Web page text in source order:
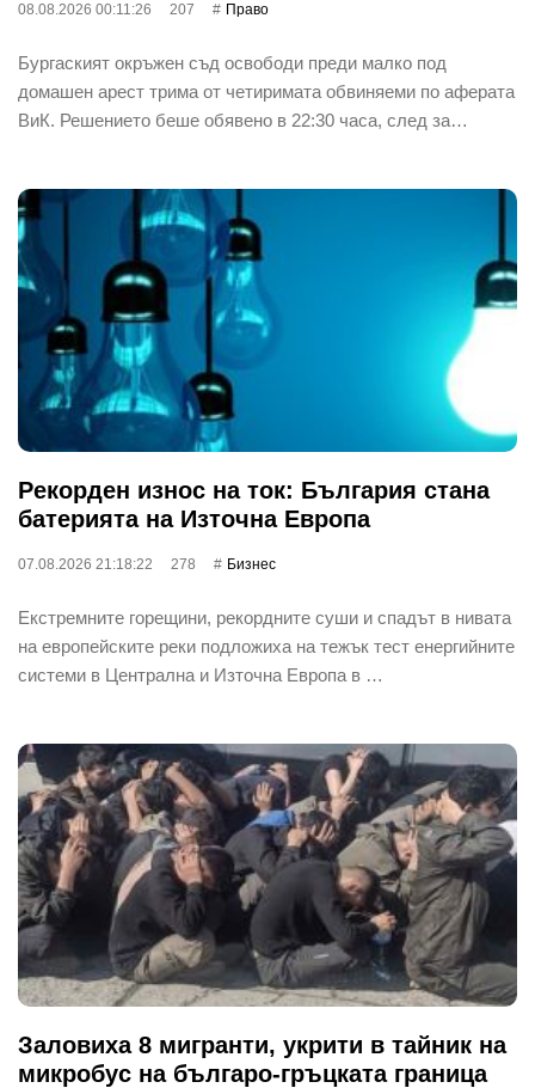
08.08.2026 00:11:26 207 Право
Бургаският окръжен съд освободи преди малко под
домашен арест трима от четиримата обвиняеми по аферата
ВиК. Решението беше обявено в 22:30 часа, след за…
Рекорден износ на ток: България стана
батерията на Източна Европа
07.08.2026 21:18:22 278 Бизнес
Екстремните горещини, рекордните суши и спадът в нивата
на европейските реки подложиха на тежък тест енергийните
системи в Централна и Източна Европа в …
Заловиха 8 мигранти, укрити в тайник на
микробус на българо-гръцката граница